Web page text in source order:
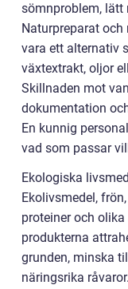
sömnproblem, lätt
Naturpreparat och
vara ett alternativ
växtextrakt, oljor
Skillnaden mot
dokumentation
En kunnig
vad som passar
Ekologiska
Ekolivsmedel,
proteiner och
produkterna
grunden, minska
näringsrika råvaror.